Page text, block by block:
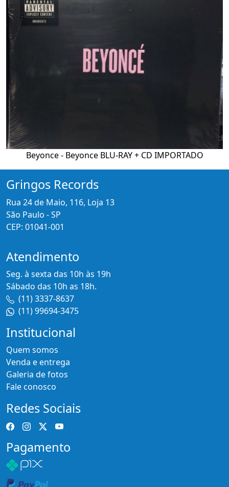
Beyonce - Beyonce BLU-RAY + CD IMPORTADO
Gringos Records
Rua 24 de Maio, 116, Loja 13
São Paulo - SP
CEP: 01041-001
Atendimento
Seg. à sexta das 10h às 19h
Sábado das 10h as 18h.
(11) 3337-8637
(11) 99694-3475
Institucional
Quem somos
Venda e entrega
Galeria de fotos
Fale conosco
Redes Sociais
Pagamento